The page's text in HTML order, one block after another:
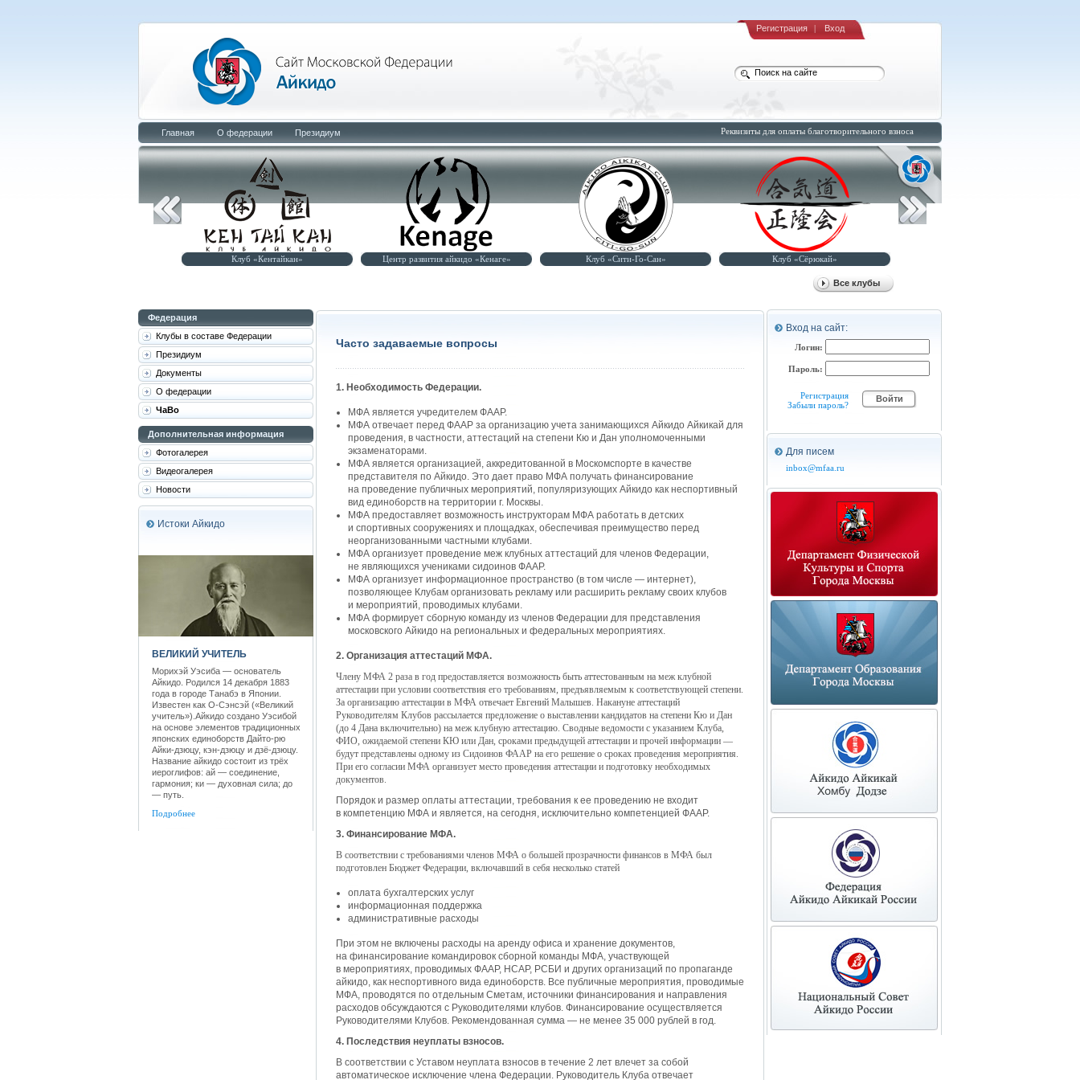
Регистрация | Вход
Главная О федерации Президиум Реквизиты для оплаты благотворительного взноса
Клуб «Кентайкан» Центр развития айкидо «Кенаге» Клуб «Сити-Го-Сан» Клуб «Сёрюкай»
Все клубы
Федерация
Клубы в составе Федерации
Президиум
Документы
О федерации
ЧаВо
Дополнительная информация
Фотогалерея
Видеогалерея
Новости
Истоки Айкидо
ВЕЛИКИЙ УЧИТЕЛЬ
Морихэй Уэсиба — основатель
Айкидо. Родился 14 декабря 1883
года в городе Танабэ в Японии.
Известен как О-Сэнсэй («Великий
учитель»).Айкидо создано Уэсибой
на основе элементов традиционных
японских единоборств Дайто-рю
Айки-дзюцу, кэн-дзюцу и дзё-дзюцу.
Название айкидо состоит из трёх
иероглифов: ай — соединение,
гармония; ки — духовная сила; до
— путь.
Подробнее
Часто задаваемые вопросы
1. Необходимость Федерации.
МФА является учредителем ФААР.
МФА отвечает перед ФААР за организацию учета занимающихся Айкидо Айкикай для
проведения, в частности, аттестаций на степени Кю и Дан уполномоченными
экзаменаторами.
МФА является организацией, аккредитованной в Москомспорте в качестве
представителя по Айкидо. Это дает право МФА получать финансирование
на проведение публичных мероприятий, популяризующих Айкидо как неспортивный
вид единоборств на территории г. Москвы.
МФА предоставляет возможность инструкторам МФА работать в детских
и спортивных сооружениях и площадках, обеспечивая преимущество перед
неорганизованными частными клубами.
МФА организует проведение меж клубных аттестаций для членов Федерации,
не являющихся учениками сидоинов ФААР.
МФА организует информационное пространство (в том числе — интернет),
позволяющее Клубам организовать рекламу или расширить рекламу своих клубов
и мероприятий, проводимых клубами.
МФА формирует сборную команду из членов Федерации для представления
московского Айкидо на региональных и федеральных мероприятиях.
2. Организация аттестаций МФА.
Члену МФА 2 раза в год предоставляется возможность быть аттестованным на меж клубной
аттестации при условии соответствия его требованиям, предъявляемым к соответствующей степени.
За организацию аттестации в МФА отвечает Евгений Малышев. Накануне аттестаций
Руководителям Клубов рассылается предложение о выставлении кандидатов на степени Кю и Дан
(до 4 Дана включительно) на меж клубную аттестацию. Сводные ведомости с указанием Клуба,
ФИО, ожидаемой степени КЮ или Дан, сроками предыдущей аттестации и прочей информации —
будут представлены одному из Сидоинов ФААР на его решение о сроках проведения мероприятия.
При его согласии МФА организует место проведения аттестации и подготовку необходимых
документов.
Порядок и размер оплаты аттестации, требования к ее проведению не входит
в компетенцию МФА и является, на сегодня, исключительно компетенцией ФААР.
3. Финансирование МФА.
В соответствии с требованиями членов МФА о большей прозрачности финансов в МФА был
подготовлен Бюджет Федерации, включавший в себя несколько статей
оплата бухгалтерских услуг
информационная поддержка
административные расходы
При этом не включены расходы на аренду офиса и хранение документов,
на финансирование командировок сборной команды МФА, участвующей
в мероприятиях, проводимых ФААР, НСАР, РСБИ и других организаций по пропаганде
айкидо, как неспортивного вида единоборств. Все публичные мероприятия, проводимые
МФА, проводятся по отдельным Сметам, источники финансирования и направления
расходов обсуждаются с Руководителями клубов. Финансирование осуществляется
Руководителями Клубов. Рекомендованная сумма — не менее 35 000 рублей в год.
4. Последствия неуплаты взносов.
В соответствии с Уставом неуплата взносов в течение 2 лет влечет за собой
автоматическое исключение члена Федерации. Руководитель Клуба отвечает
Вход на сайт:
Логин:
Пароль:
Регистрация
Забыли пароль?
Для писем
inbox@mfaa.ru